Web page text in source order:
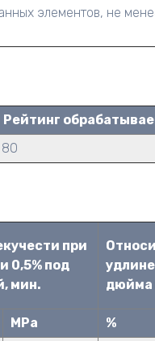
элементов, не
Рейтинг
80
при
0,5% под
мин.
дюйма
MPa %